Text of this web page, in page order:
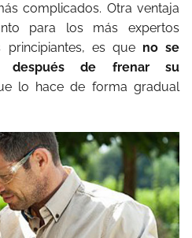
complicados. Otra ventaja
para los más expertos
es que no se
después de frenar su
lo hace de forma gradual